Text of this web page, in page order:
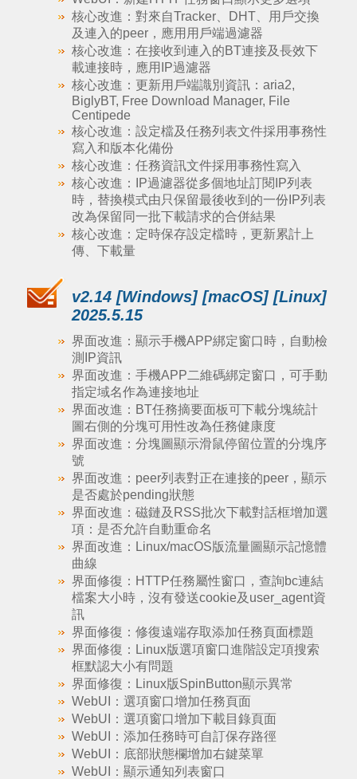
核心改進：對來自Tracker、DHT、用戶交換
及連入的peer，應用用戶端過濾器
核心改進：在接收到連入的BT連接及長效下
載連接時，應用IP過濾器
核心改進：更新用戶端識別資訊：aria2,
BiglyBT, Free Download Manager, File
Centipede
核心改進：設定檔及任務列表文件採用事務性
寫入和版本化備份
核心改進：任務資訊文件採用事務性寫入
核心改進：IP過濾器從多個地址訂閱IP列表
時，替換模式由只保留最後收到的一份IP列表
改為保留同一批下載請求的合併結果
核心改進：定時保存設定檔時，更新累計上
傳、下載量
v2.14 [Windows] [macOS] [Linux]
2025.5.15
界面改進：顯示手機APP綁定窗口時，自動檢
測IP資訊
界面改進：手機APP二維碼綁定窗口，可手動
指定域名作為連接地址
界面改進：BT任務摘要面板可下載分塊統計
圖右側的分塊可用性改為任務健康度
界面改進：分塊圖顯示滑鼠停留位置的分塊序
號
界面改進：peer列表對正在連接的peer，顯示
是否處於pending狀態
界面改進：磁鏈及RSS批次下載對話框增加選
項：是否允許自動重命名
界面改進：Linux/macOS版流量圖顯示記憶體
曲線
界面修復：HTTP任務屬性窗口，查詢bc連結
檔案大小時，沒有發送cookie及user_agent資
訊
界面修復：修復遠端存取添加任務頁面標題
界面修復：Linux版選項窗口進階設定項搜索
框默認大小有問題
界面修復：Linux版SpinButton顯示異常
WebUI：選項窗口增加任務頁面
WebUI：選項窗口增加下載目錄頁面
WebUI：添加任務時可自訂保存路徑
WebUI：底部狀態欄增加右鍵菜單
WebUI：顯示通知列表窗口